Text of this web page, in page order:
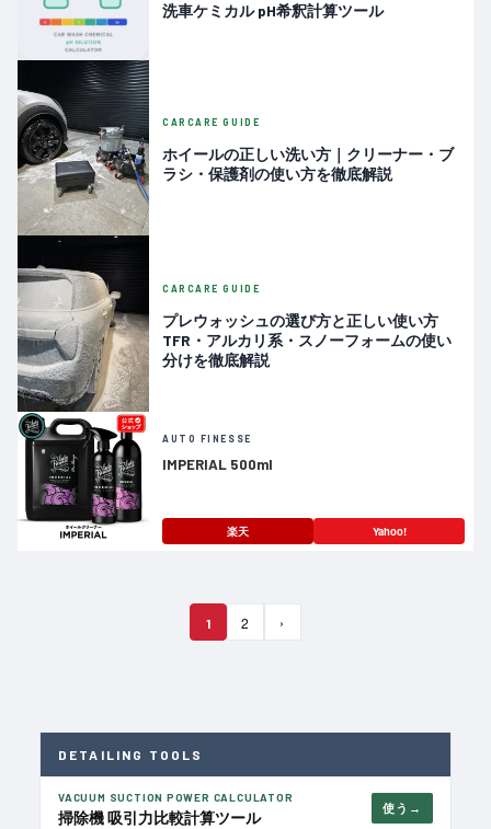
洗車ケミカル pH希釈計算ツール
CARCARE GUIDE
ホイールの正しい洗い方｜クリーナー・ブ
ラシ・保護剤の使い方を徹底解説
CARCARE GUIDE
プレウォッシュの選び方と正しい使い方
TFR・アルカリ系・スノーフォームの使い
分けを徹底解説
AUTO FINESSE
IMPERIAL 500ml
楽天 Yahoo!
1 2 ›
DETAILING TOOLS
VACUUM SUCTION POWER CALCULATOR
掃除機 吸引力比較計算ツール
使う